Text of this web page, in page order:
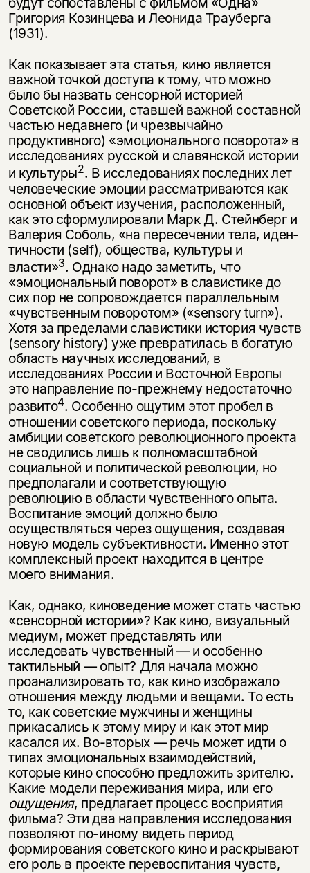
Григория Козинцева и Леонида Трауберга
(1931).
Как показывает эта статья, кино является
важной точкой доступа к тому, что можно
было бы назвать сенсорной историей
Советской России, ставшей важной составной
частью недавнего (и чрезвычайно
продуктивного) «эмо­ционального поворота» в
исследованиях русской и славянской истории
и культуры2. В исследованиях последних лет
человеческие эмоции рассматри­ваются как
основной объект изучения, расположенный,
как это сформули­ровали Марк Д. Стейнберг и
Валерия Соболь, «на пересечении тела, иден­
тичности (self), общества, культуры и
власти»3. Однако надо заметить, что
«эмоциональный поворот» в славистике до
сих пор не сопровождается параллельным
«чувственным поворотом» («sensory turn»).
Хотя за пределами сла­вистики история чувств
(sensory history) уже превратилась в богатую
область научных исследований, в
исследованиях России и Восточной Европы
это на­правление по-прежнему недостаточно
развито4. Особенно ощутим этот пробел в
отношении советского периода, поскольку
амбиции советского революцион­ного проекта
не сводились лишь к полномасштабной
социальной и полити­ческой революции, но
предполагали и соответствующую
революцию в обла­сти чувственного опыта.
Воспитание эмоций должно было
осуществляться через ощущения, создавая
новую модель субъективности. Именно этот
ком­плексный проект находится в центре
моего внимания.
Как, однако, киноведение может стать частью
«сенсорной истории»? Как кино, визуальный
медиум, может представлять или
исследовать чувствен­ный — и особенно
тактильный — опыт? Для начала можно
проанализировать то, как кино изображало
отношения между людьми и вещами. То есть
то, как советские мужчины и женщины
прикасались к этому миру и как этот мир
касался их. Во-вторых — речь может идти о
типах эмоциональных взаимодей­ствий,
которые кино способно предложить зрителю.
Какие модели пережива­ния мира, или его
ощущения, предлагает процесс восприятия
фильма? Эти два направления исследования
позволяют по-иному видеть период
формирова­ния советского кино и раскрывают
его роль в проекте перевоспитания чувств,